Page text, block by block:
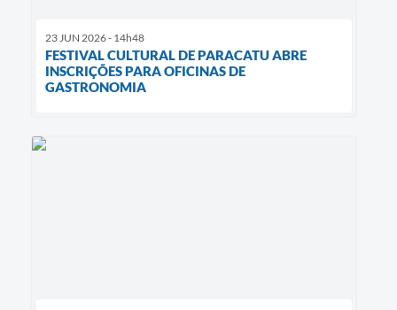
23 JUN 2026 - 14h48
FESTIVAL CULTURAL DE PARACATU ABRE
INSCRIÇÕES PARA OFICINAS DE
GASTRONOMIA